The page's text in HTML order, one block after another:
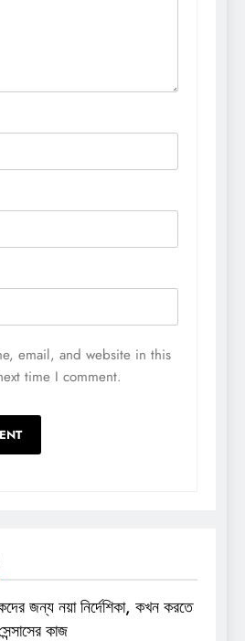
email, and website in this
time I comment.
জন্য নয়া নির্দেশিকা, কখন করতে
কাজ